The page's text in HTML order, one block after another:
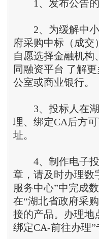
1、发布公告的
2、为缓解中小
府采购中标（成交
自愿选择金融机构
同融资平台 了解
公室或商业银行。
3、投标人在湖
理、绑定CA后方
址。
4、制作电子投
章，请及时办理数
服务中心”中完成
在“湖北省政府采
接的产品。办理地
绑定CA-前往办理”